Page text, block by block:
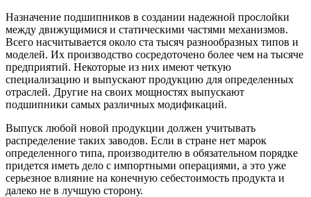
Назначение подшипников в создании надежной прослойки
между движущимися и статическими частями механизмов.
Всего насчитывается около ста тысяч разнообразных типов и
моделей. Их производство сосредоточено более чем на тысяче
предприятий. Некоторые из них имеют четкую
специализацию и выпускают продукцию для определенных
отраслей. Другие на своих мощностях выпускают
подшипники самых различных модификаций.
Выпуск любой новой продукции должен учитывать
распределение таких заводов. Если в стране нет марок
определенного типа, производителю в обязательном порядке
придется иметь дело с импортными операциями, а это уже
серьезное влияние на конечную себестоимость продукта и
далеко не в лучшую сторону.